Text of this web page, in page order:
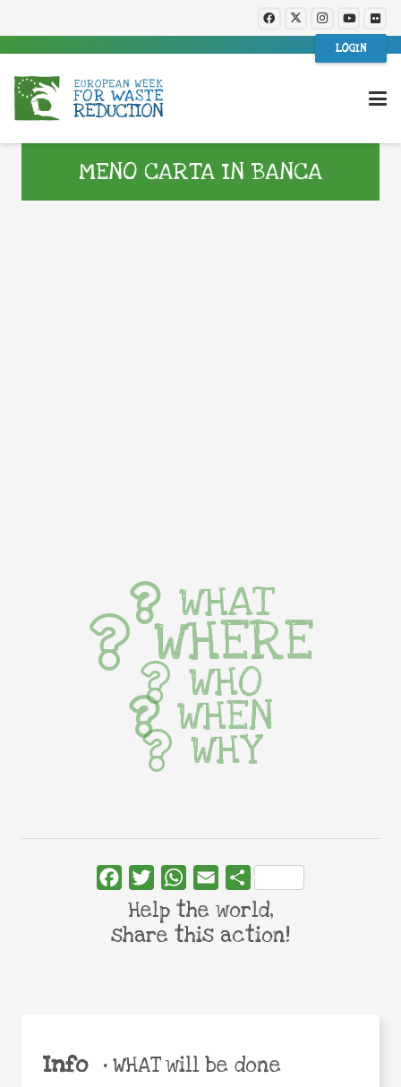
LOGIN
MENO CARTA IN BANCA
Info •WHAT will be done
WHAT
WHERE
WHO
WHEN
WHY
FacebookTwitterWhatsApp
Email Share
Help the world,
share this action!